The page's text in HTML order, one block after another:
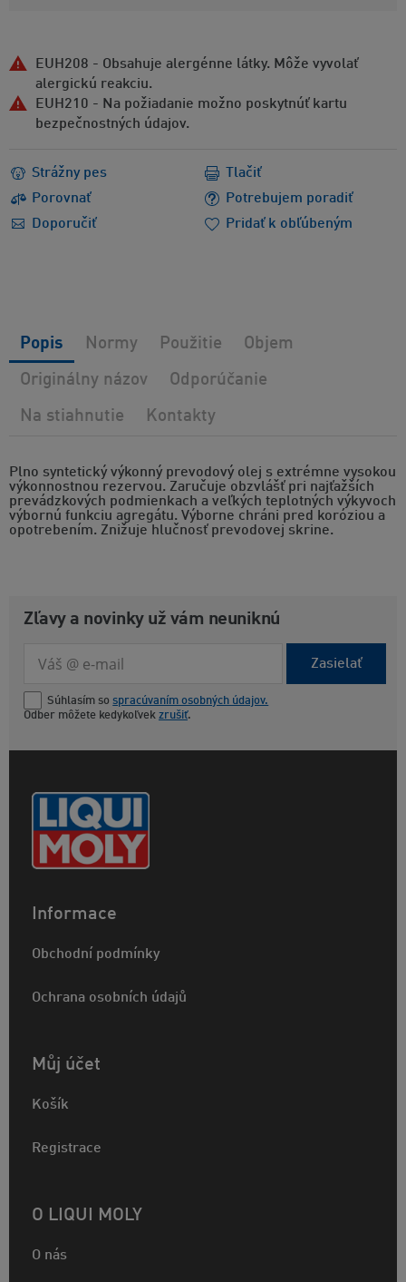
EUH208 - Obsahuje alergénne látky. Môže vyvolať
alergickú reakciu.
EUH210 - Na požiadanie možno poskytnúť kartu
bezpečnostných údajov.
Strážny pes
Porovnať
Potrebujem poradiť
Doporučiť
Tlačiť
Pridať k obľúbeným
Plno syntetický výkonný prevodový olej s extrémne vysokou
výkonnostnou rezervou. Zaručuje obzvlášť pri najťažších
prevádzkových podmienkach a veľkých teplotných výkyvoch
výbornú funkciu agregátu. Výborne chráni pred koróziou a
opotrebením. Znižuje hlučnosť prevodovej skrine.
Popis Normy Použitie Objem
Originálny názov Odporúčanie
Na stiahnutie Kontakty
Zľavy a novinky už vám neuniknú
Zasielať
Súhlasím so spracúvaním osobných údajov.
Odber môžete kedykoľvek zrušiť.
Informace
Obchodní podmínky
Ochrana osobních údajů
Můj účet
Košík
Registrace
O LIQUI MOLY
O nás